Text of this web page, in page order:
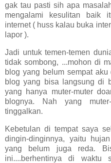
gak tau pasti sih apa
mengalami kesulitan baik
internet ( huss kalau buka
lapor ).
Jadi untuk temen-temen
tidak sombong, ...mohon di
blog yang belum sempat
blog yang bisa langsung di
yang hanya muter-muter
blognya. Nah yang
tinggalkan.
Kebetulan di tempat saya
dingin-dinginnya, yaitu
yang belum juga reda.
ini....berhentinya di